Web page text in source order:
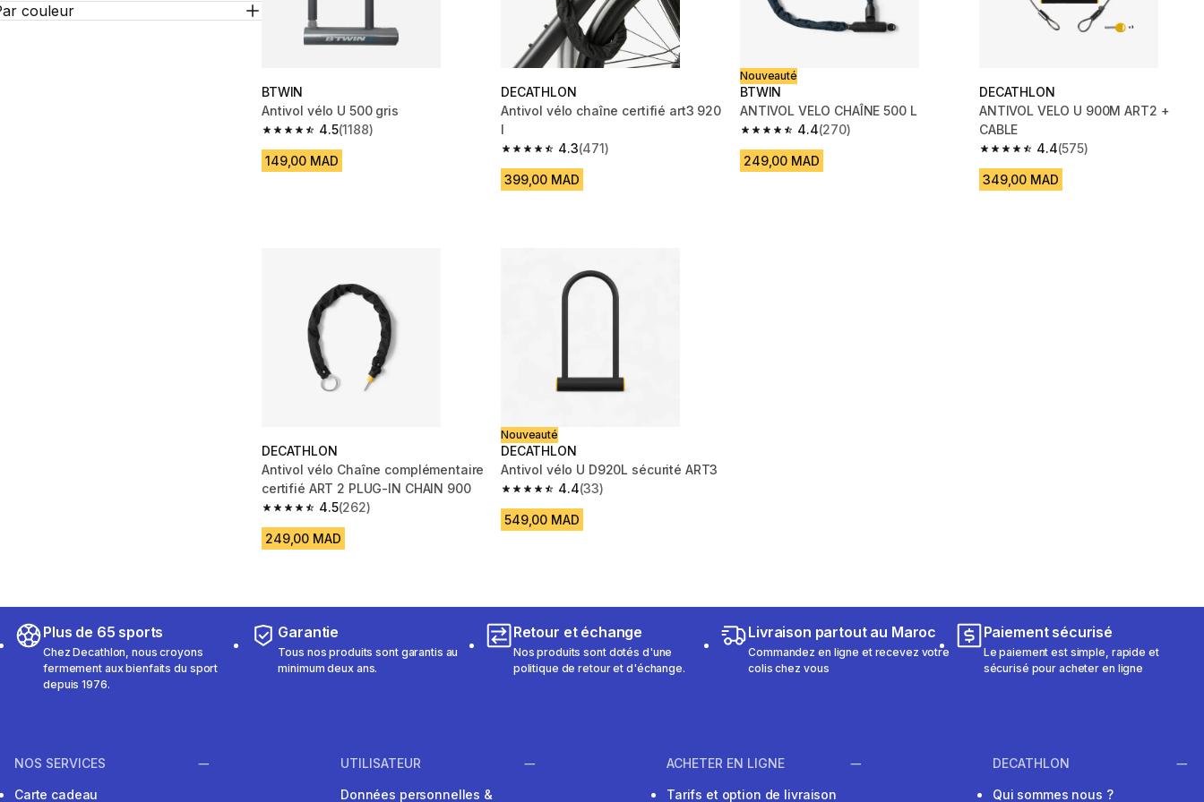
couleur
BTWIN
Antivol vélo U 500 gris
4.5
4.5 out of 5 stars from 1188 reviews
(1188)
149,00 MAD
DECATHLON
Antivol vélo chaîne certifié art3 920
l
4.3
4.3 out of 5 stars from 471 reviews
(471)
399,00 MAD
Nouveauté
BTWIN
ANTIVOL VELO CHAÎNE 500 L
4.4
4.4 out of 5 stars from 270 reviews
(270)
249,00 MAD
DECATHLON
ANTIVOL VELO U 900M ART2 +
CABLE
4.4
4.4 out of 5 stars from 575 reviews
(575)
349,00 MAD
DECATHLON
Antivol vélo Chaîne complémentaire
certifié ART 2 PLUG-IN CHAIN 900
4.5
4.5 out of 5 stars from 262 reviews
(262)
249,00 MAD
Nouveauté
DECATHLON
Antivol vélo U D920L sécurité ART3
4.4
4.4 out of 5 stars from 33 reviews
(33)
549,00 MAD
Plus de 65 sports
Chez Decathlon, nous croyons
fermement aux bienfaits du sport
depuis 1976.
Garantie
Tous nos produits sont garantis au
minimum deux ans.
Retour et échange
Nos produits sont dotés d'une
politique de retour et d'échange.
Livraison partout au Maroc
Commandez en ligne et recevez votre
colis chez vous
Paiement sécurisé
Le paiement est simple, rapide et
sécurisé pour acheter en ligne
NOS SERVICES
Carte cadeau
UTILISATEUR
Données personnelles &
ACHETER EN LIGNE
Tarifs et option de livraison
DECATHLON
Qui sommes nous ?